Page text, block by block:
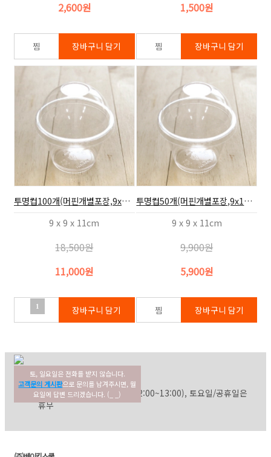
2,600원
1,500원
투명컵100개(머핀개별포장,9x10.2)
9 x 9 x 11cm
18,500원
11,000원
투명컵50개(머핀개별포장,9x10.2)
9 x 9 x 11cm
9,900원
5,900원
1
토, 일요일은 전화를 받지 않습니다.
고객문의 게시판으로 문의를 남겨주시면, 월
요일에 답변 드리겠습니다. (_ _)
고객센터 02-354-3022
평일: 09:30~17:30 (점심: 12:00~13:00), 토요일/공휴일은
휴무